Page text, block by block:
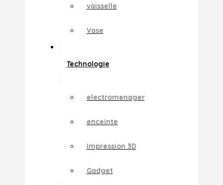
vaisselle
Vase
Technologie
electromenager
enceinte
impression 3D
Gadget